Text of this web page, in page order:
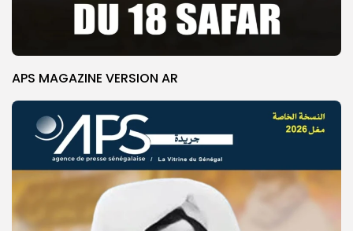
APS MAGAZINE VERSION AR